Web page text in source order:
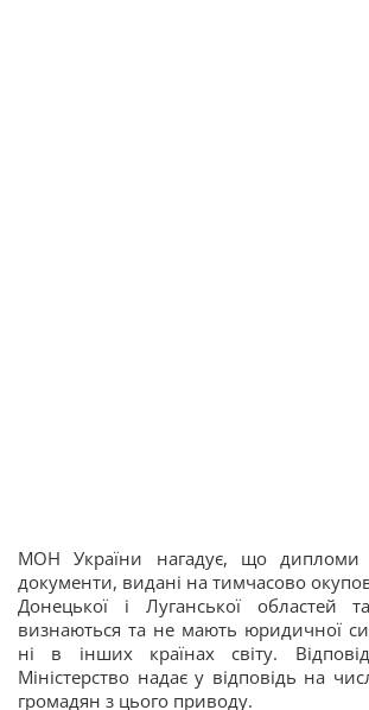
МОН України нагадує, що дипломи
документи, видані на тимчасово
Донецької і Луганської
визнаються та не мають юридичної
ні в інших країнах світу.
Міністерство надає у відповідь на
громадян з цього приводу.